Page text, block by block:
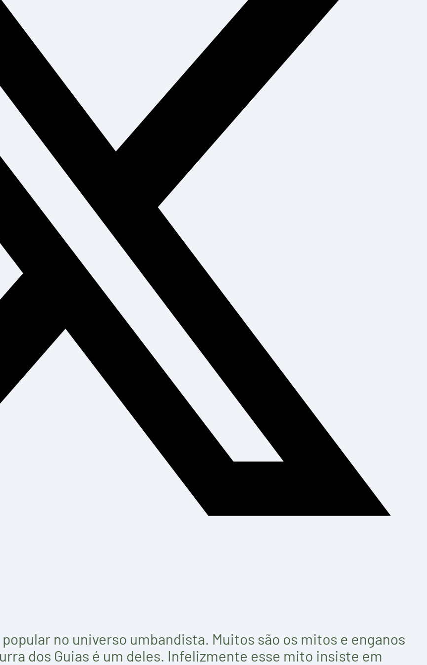
no universo umbandista. Muitos são os mitos e enganos
dos Guias é um deles. Infelizmente esse mito insiste em